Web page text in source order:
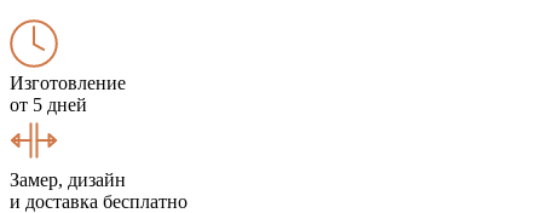
Изготовление
от 5 дней
Замер, дизайн
и доставка бесплатно